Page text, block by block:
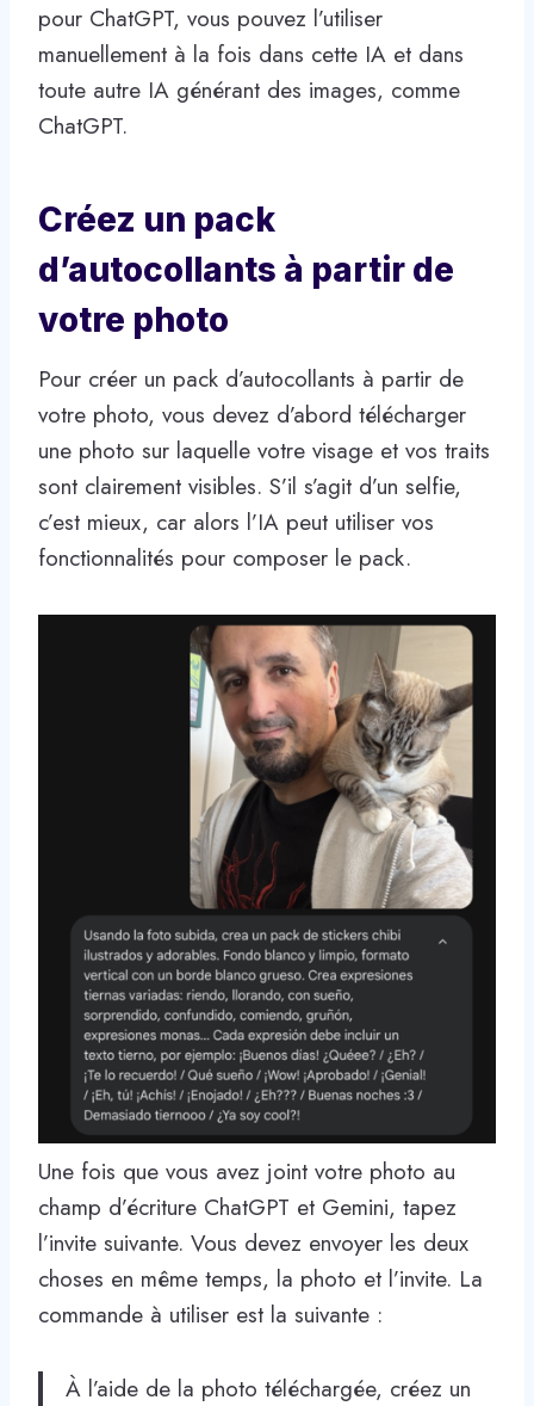
pour ChatGPT, vous pouvez l’utiliser
manuellement à la fois dans cette IA et dans
toute autre IA générant des images, comme
ChatGPT.
Créez un pack
d’autocollants à partir de
votre photo
Pour créer un pack d’autocollants à partir de
votre photo, vous devez d’abord télécharger
une photo sur laquelle votre visage et vos traits
sont clairement visibles. S’il s’agit d’un selfie,
c’est mieux, car alors l’IA peut utiliser vos
fonctionnalités pour composer le pack.
Une fois que vous avez joint votre photo au
champ d’écriture ChatGPT et Gemini, tapez
l’invite suivante. Vous devez envoyer les deux
choses en même temps, la photo et l’invite. La
commande à utiliser est la suivante :
À l’aide de la photo téléchargée, créez un